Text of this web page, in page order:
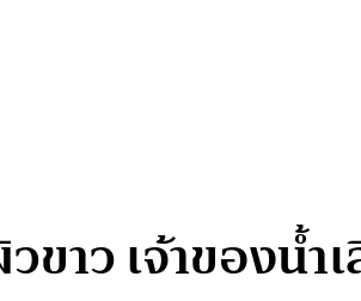
าว เจ้าของน้ำ